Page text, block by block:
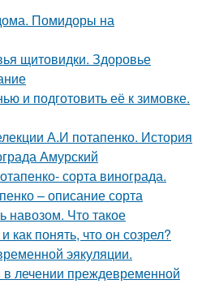
Помидоры на
щитовидки. Здоровье
и подготовить её к зимовке.
А.И потапенко. История
Амурский
сорта винограда.
– описание сорта
навозом. Что такое
как понять, что он созрел?
эякуляции.
лечении преждевременной